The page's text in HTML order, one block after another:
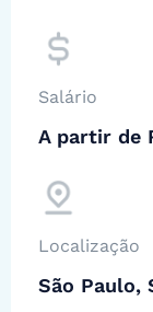
Salário
A partir de
Localização
São Paulo,